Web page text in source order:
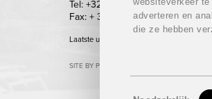
adverteren en
die ze hebben
Tel: +32 (0)3 283 87 87
Fax: + 32 (0)3 293 69 62
Laatste update: 07/08/2026
SITE BY PLUG